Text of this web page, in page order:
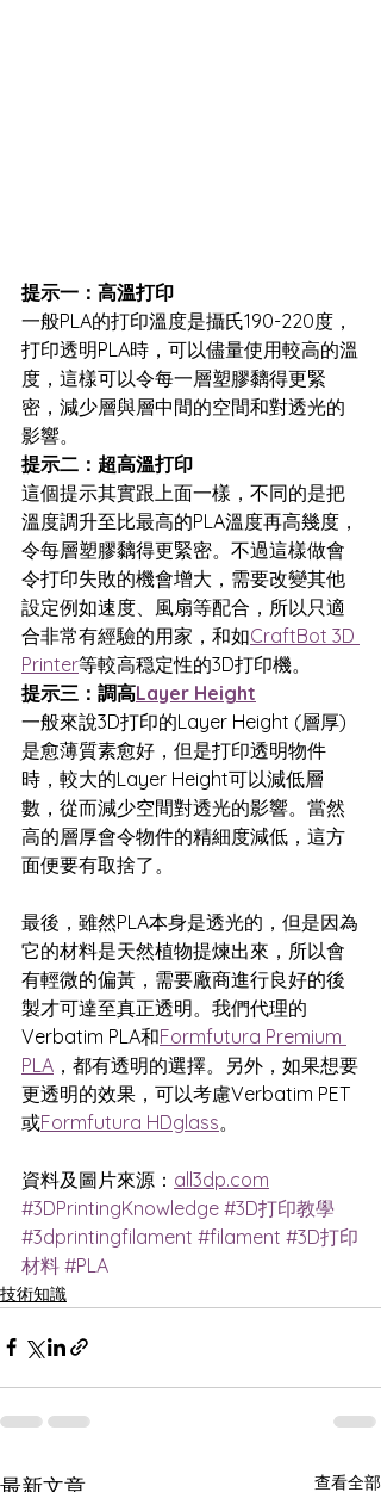
提示一：高溫打印
一般PLA的打印溫度是攝氏190-220度，
打印透明PLA時，可以儘量使用較高的溫
度，這樣可以令每一層塑膠黐得更緊
密，減少層與層中間的空間和對透光的
影響。
提示二：超高溫打印
這個提示其實跟上面一樣，不同的是把
溫度調升至比最高的PLA溫度再高幾度，
令每層塑膠黐得更緊密。不過這樣做會
令打印失敗的機會增大，需要改變其他
設定例如速度、風扇等配合，所以只適
合非常有經驗的用家，和如CraftBot 3D
Printer等較高穏定性的3D打印機。
提示三：調高Layer Height
一般來說3D打印的Layer Height (層厚)
是愈薄質素愈好，但是打印透明物件
時，較大的Layer Height可以減低層
數，從而減少空間對透光的影響。當然
高的層厚會令物件的精細度減低，這方
面便要有取捨了。
最後，雖然PLA本身是透光的，但是因為
它的材料是天然植物提煉出來，所以會
有輕微的偏黃，需要廠商進行良好的後
製才可達至真正透明。我們代理的
Verbatim PLA和Formfutura Premium
PLA ，都有透明的選擇。另外，如果想要
更透明的效果，可以考慮Verbatim PET
或Formfutura HDglass。
資料及圖片來源： all3dp.com
#3DPrintingKnowledge #3D打印教學
#3dprintingfilament #filament #3D打印
材料 #PLA
技術知識
最新文章 查看全部